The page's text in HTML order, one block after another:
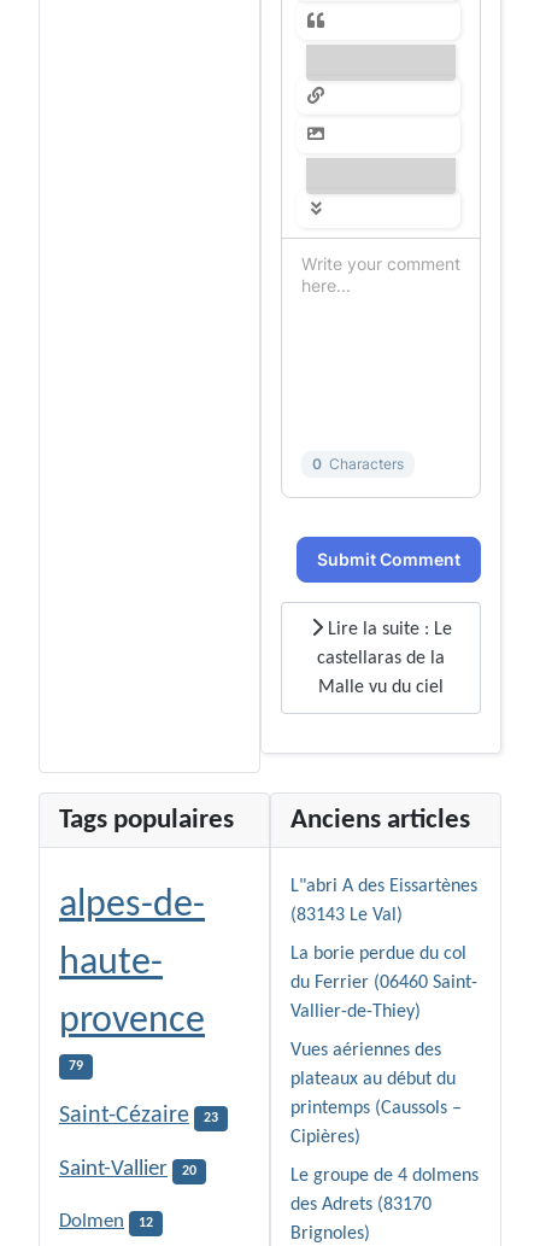
0 Characters
Submit Comment
Lire la suite : Le
castellaras de la
Malle vu du ciel
Tags populaires
alpes-de-
haute-
provence
79
Saint-Cézaire 23
Saint-Vallier 20
Dolmen 12
Anciens articles
L"abri A des Eissartènes
(83143 Le Val)
La borie perdue du col
du Ferrier (06460 Saint-
Vallier-de-Thiey)
Vues aériennes des
plateaux au début du
printemps (Caussols –
Cipières)
Le groupe de 4 dolmens
des Adrets (83170
Brignoles)